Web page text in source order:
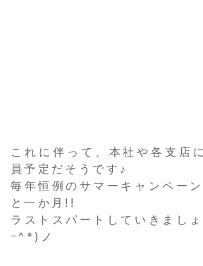
これに伴って、本社や各支店
員予定だそうです♪
毎年恒例のサマーキャンペー
と一か月!!
ラストスパートしていきまし
ｰ^*)ノ